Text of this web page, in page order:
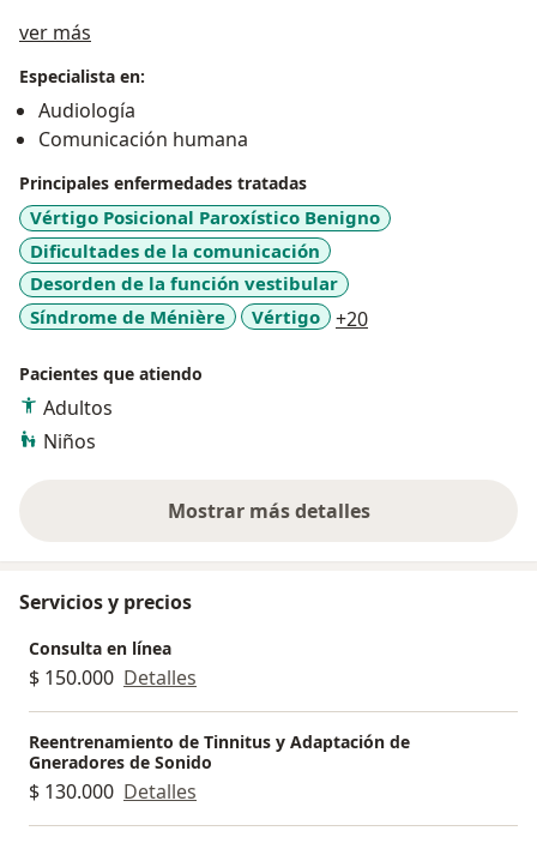
ver más
Especialista en:
Audiología
Comunicación humana
Principales enfermedades tratadas
Vértigo Posicional Paroxístico Benigno
Dificultades de la comunicación
Desorden de la función vestibular
Síndrome de Ménière
Vértigo +20
Pacientes que atiendo
Adultos
Niños
Mostrar más detalles
sobre la experiencia
Servicios y precios
Consulta en línea
$ 150.000 Detalles
Reentrenamiento de Tinnitus y Adaptación de
Gneradores de Sonido
$ 130.000 Detalles